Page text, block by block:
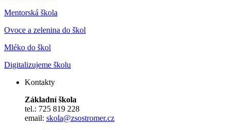
Mentorská škola
Ovoce a zelenina do škol
Mléko do škol
Digitalizujeme školu
Kontakty
Základní škola
tel.: 725 819 228
email: skola@zsostromer.cz